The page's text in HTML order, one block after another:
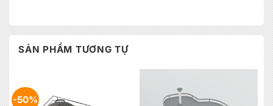
SẢN PHẨM TƯƠNG TỰ
-50%